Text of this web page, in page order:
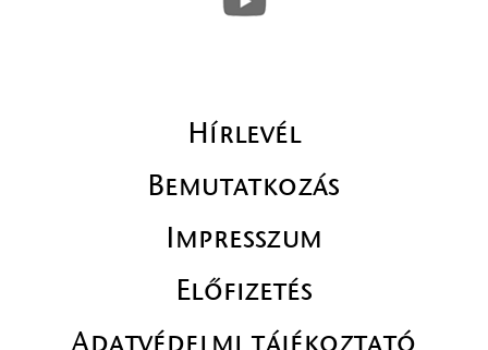
Hírlevél
Bemutatkozás
Impresszum
Előfizetés
Adatvédelmi tájékoztató